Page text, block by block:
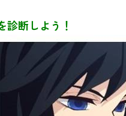
断しよう！